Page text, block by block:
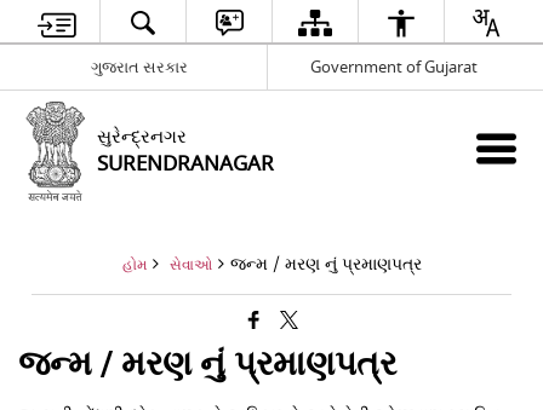
ગુજરાત સરકાર Government of Gujarat
સુરેન્દ્રનગર
SURENDRANAGAR
હોમ સેવાઓ જન્મ / મરણ નું પ્રમાણપત્ર
જન્મ / મરણ નું પ્રમાણપત્ર